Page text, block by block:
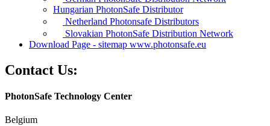
Hungarian PhotonSafe Distributor
Netherland Photonsafe Distributors
Slovakian PhotonSafe Distribution Network
Download Page - sitemap www.photonsafe.eu
Contact Us:
PhotonSafe Technology Center
Belgium